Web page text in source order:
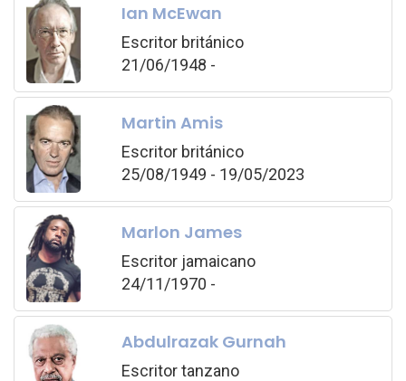
Ian McEwan
Escritor británico
21/06/1948 -
Martin Amis
Escritor británico
25/08/1949 - 19/05/2023
Marlon James
Escritor jamaicano
24/11/1970 -
Abdulrazak Gurnah
Escritor tanzano